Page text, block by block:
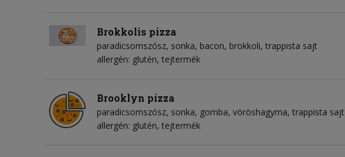
Brokkolis pizza
paradicsomszósz sonka bacon brokkoli trappista sajt
allergén: glutén, tejtermék
Brooklyn pizza
paradicsomszósz sonka gomba vöröshagyma trappista sajt
allergén: glutén, tejtermék